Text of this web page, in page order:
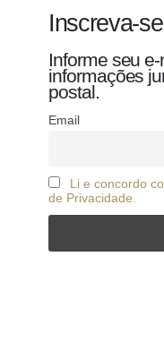
Inscreva-
Informe seu
informações
postal.
Email
Li e concordo
de Privacidade.